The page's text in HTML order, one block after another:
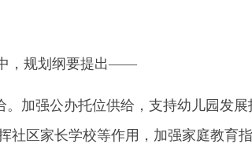
，规划纲要提出——
加强公办托位供给，支持幼儿园发展
区家长学校等作用，加强家庭教育